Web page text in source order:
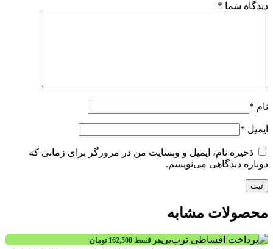
دیدگاه شما *
نام *
ایمیل *
ذخیره نام، ایمیل و وبسایت من در مرورگر برای زمانی که
دوباره دیدگاهی می‌نویسم.
محصولات مشابه
هر قسط 162,500 تومان